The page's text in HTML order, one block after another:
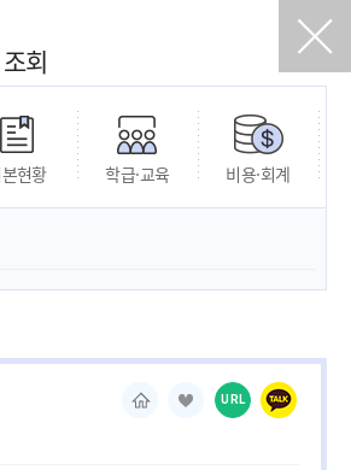
회
현황 학급·교육 비용·회계
URL